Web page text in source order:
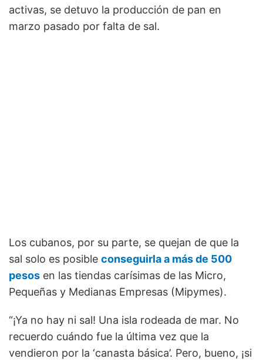
activas, se detuvo la producción de pan en
marzo pasado por falta de sal.
Los cubanos, por su parte, se quejan de que la
sal solo es posible conseguirla a más de 500
pesos en las tiendas carísimas de las Micro,
Pequeñas y Medianas Empresas (Mipymes).
“¡Ya no hay ni sal! Una isla rodeada de mar. No
recuerdo cuándo fue la última vez que la
vendieron por la ‘canasta básica’. Pero, bueno, ¡si